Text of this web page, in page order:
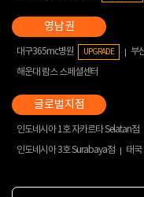
대구365mc병원 UPGRADE 부
해운대 람스 스페셜센터
인도네시아 1호 자카르타 Selatan점
인도네시아 3호 Surabaya점
태